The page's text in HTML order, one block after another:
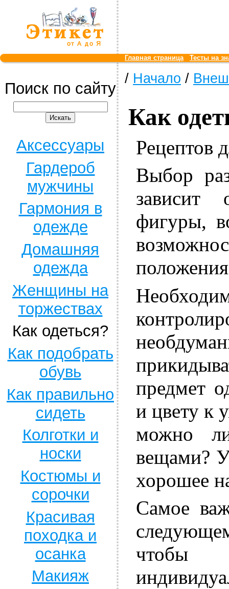
Главная страница Тесты на
Поиск по сайту
Аксессуары
Гардероб
мужчины
Гармония в
одежде
Домашняя
одежда
Женщины на
торжествах
Как одеться?
Как подобрать
обувь
Как правильно
сидеть
Колготки и
носки
Костюмы и
сорочки
Красивая
походка и
осанка
Макияж
/ Начало /
Как
Рецептов
Выбор
зависит
фигуры,
предмет
и цвету к
можно
вещами?
хорошее
Самое
чтобы